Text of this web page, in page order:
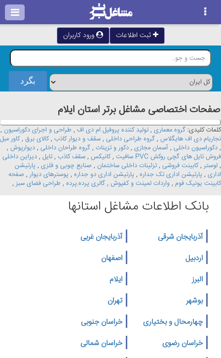
ثبت اطلاعات ورود کاربران
صفحات اختصاصی مشاغل برتر استان ايلام
کلمات کلیدی: گروه معماری , تولید کننده پروفیل ام دی اف , طراحی و اجرای دکوراسیون ,
نجاریام دی اف هایگلاس , گروه طراحی داخلی , سقف و دیوار کاذب ,کالای برق ,کاور مبل
, دکوراسیون داخلی , آسمان مجازی , دکور و تزینات , گروه طراحان داخلی , دیوارپوش ,
فروش تایل های گچی روکش PVC سافیت
,کانیکس , سقف کاذب , تایل , دیزاین داخلی
, لوستر ,کابینت فروشی , تزئینات داخلی ساختمان , صنایع چوبی و فلزی , پارتیشن
اداری , پارتیشن اداری تک جداره , پارتیشن اداری دو جداره , پوسترهای دیوار , صفحه
کابینت یونیک فوم , واردات لمینت و کفپوش , گالری پرده.پرده , طراحی فضای سبز ,
بانک اطلاعات مشاغل استانها
آذربایجان شرقی
آذربایجان غربی
اردبیل
اصفهان
البرز
ایلام
بوشهر
تهران
چهارمحال و بختیاری
خراسان جنوبی
خراسان رضوی
خراسان شمالی